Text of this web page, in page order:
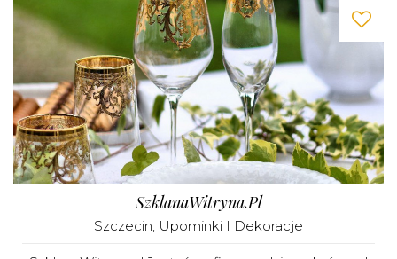
SzklanaWitryna.pl
Szczecin, Upominki I Dekoracje